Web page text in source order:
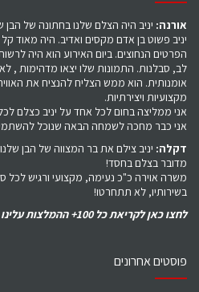
אורנה: יניב היה הצלם שלנו בחתונה של הבן
יניב פשוט בן אדם מקסים ואדיב. היה מאוד
הפרטים הנחוצים. ביום האירוע הוא היה
לב, סבלנות. התמונות שלו יצאו מדהימות ,
אומנותית. הוא ממש הצליח להנציח את
מקצועיות ויצירתיות.
אני ממליצה בחום לכל אחד על יניב כצלם
אני כבר מחכה לשמחה הבאה שנוכל להשתמש
דקלה: יניב צילם את בר המצווה של הבן
מדובר בצלם בחסד!
משרה אוירה כ"כ נעימה, מקצועי ורגיש לכל
בשירותיו, לא תתחרטו!
לחצו כאן לקריאת כל 100+ ההמלצות עלינו בגוגל!
פוסטים אחרונים